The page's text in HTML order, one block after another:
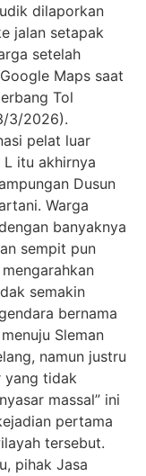
dilaporkan
jalan setapak
setelah
Maps saat
Tol
3/2026).
pelat luar
L itu akhirnya
Dusun
Warga
banyaknya
sempit pun
semakin
bernama
Sleman
namun justru
yang tidak
massal” ini
pertama
tersebut.
pihak Jasa